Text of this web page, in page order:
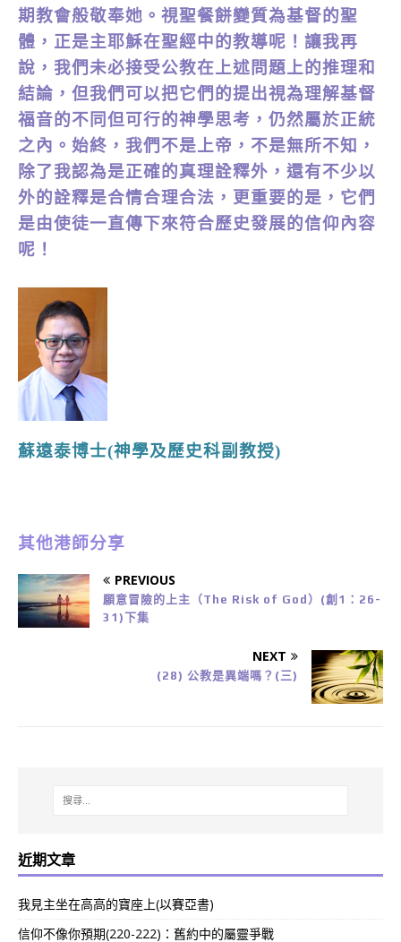
期教會般敬奉她。視聖餐餅變質為基督的聖
體，正是主耶穌在聖經中的教導呢！讓我再
說，我們未必接受公教在上述問題上的推理和
結論，但我們可以把它們的提出視為理解基督
福音的不同但可行的神學思考，仍然屬於正統
之內。始終，我們不是上帝，不是無所不知，
除了我認為是正確的真理詮釋外，還有不少以
外的詮釋是合情合理合法，更重要的是，它們
是由使徒一直傳下來符合歷史發展的信仰內容
呢！
蘇遠泰博士(神學及歷史科副教授)
其他港師分享
PREVIOUS
願意冒險的上主（The Risk of God）(創1：26-
31)下集
NEXT
(28) 公教是異端嗎？(三)
近期文章
我見主坐在高高的寶座上(以賽亞書)
信仰不像你預期(220-222)：舊約中的屬靈爭戰